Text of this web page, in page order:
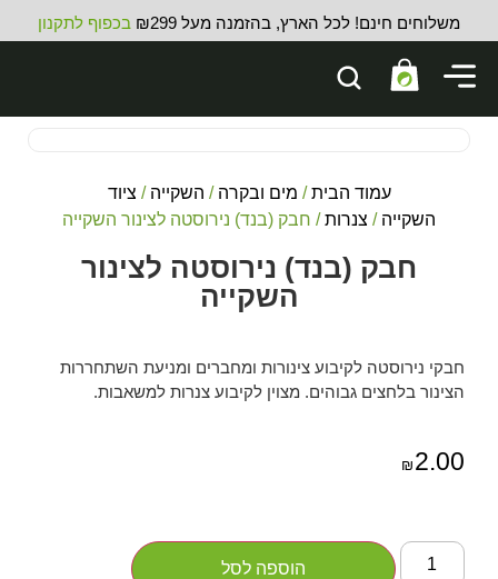
משלוחים חינם! לכל הארץ, בהזמנה מעל ₪299 בכפוף לתקנון
עמוד הבית/ מים ובקרה / השקייה / ציוד
השקייה / צנרות/ חבק (בנד) נירוסטה לצינור השקייה
חבק (בנד) נירוסטה לצינור
השקייה
חבקי נירוסטה לקיבוע צינורות ומחברים ומניעת השתחררות
הצינור בלחצים גבוהים. מצוין לקיבוע צנרות למשאבות.
₪ 2.00
הוספה לסל